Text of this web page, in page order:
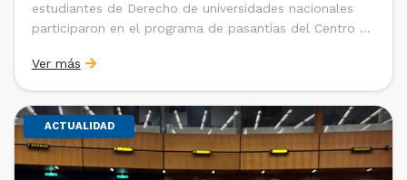
estudiantes de Derecho de universidades nacionales
participaron en el programa de pasantías del Centro de
de Santiago (CCS). Entre el 3 de noviembre y el 30 de
diciembre realizaron su pasantía Ingrid Ivania […]
Ver más
ACTUALIDAD